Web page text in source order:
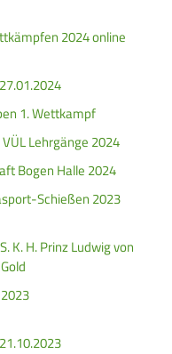
2024 online
1. Wettkampf
Lehrgänge 2024
Bogen Halle 2024
Schießen 2023
K. H. Prinz Ludwig von
Jugend